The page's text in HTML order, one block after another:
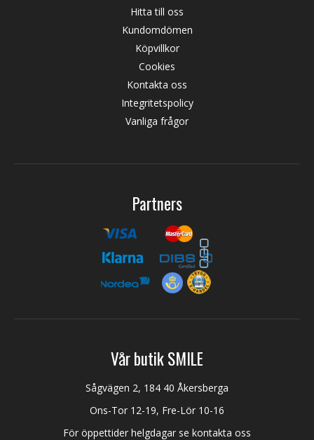
Hitta till oss
Kundomdömen
Köpvillkor
Cookies
Kontakta oss
Integritetspolicy
Vanliga frågor
Partners
Vår butik SMILE
Sågvägen 2, 184 40 Åkersberga
Ons-Tor 12-19, Fre-Lör 10-16
För öppettider helgdagar se kontakta oss